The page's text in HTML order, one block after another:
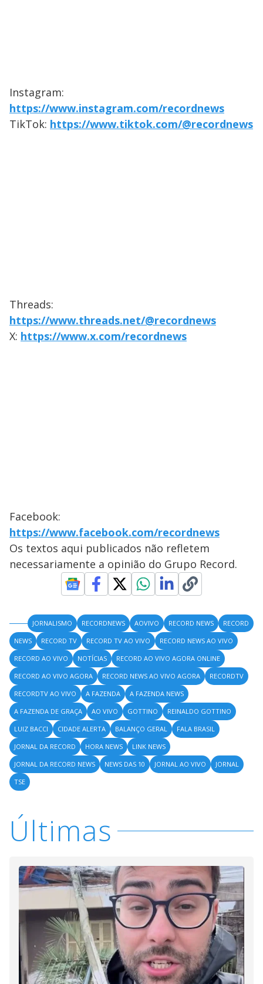
Instagram:
https://www.instagram.com/recordnews
TikTok: https://www.tiktok.com/@recordnews
Threads:
https://www.threads.net/@recordnews
X: https://www.x.com/recordnews
Facebook:
https://www.facebook.com/recordnews
Os textos aqui publicados não refletem
necessariamente a opinião do Grupo Record.
JORNALISMO RECORDNEWS AOVIVO RECORD NEWS
RECORD
NEWS
RECORD TV RECORD TV AO VIVO
RECORD NEWS AO VIVO
RECORD AO VIVO
NOTÍCIAS
RECORD AO VIVO AGORA ONLINE
RECORD AO VIVO AGORA
RECORD NEWS AO VIVO AGORA
RECORDTV
RECORDTV AO VIVO
A FAZENDA
A FAZENDA NEWS
A FAZENDA DE GRAÇA
AO VIVO GOTTINO
REINALDO GOTTINO
LUIZ BACCI
CIDADE ALERTA BALANÇO GERAL
FALA BRASIL
JORNAL DA RECORD
HORA NEWS
LINK NEWS
JORNAL DA RECORD NEWS
NEWS DAS 10 JORNAL AO VIVO
JORNAL
TSE
Últimas